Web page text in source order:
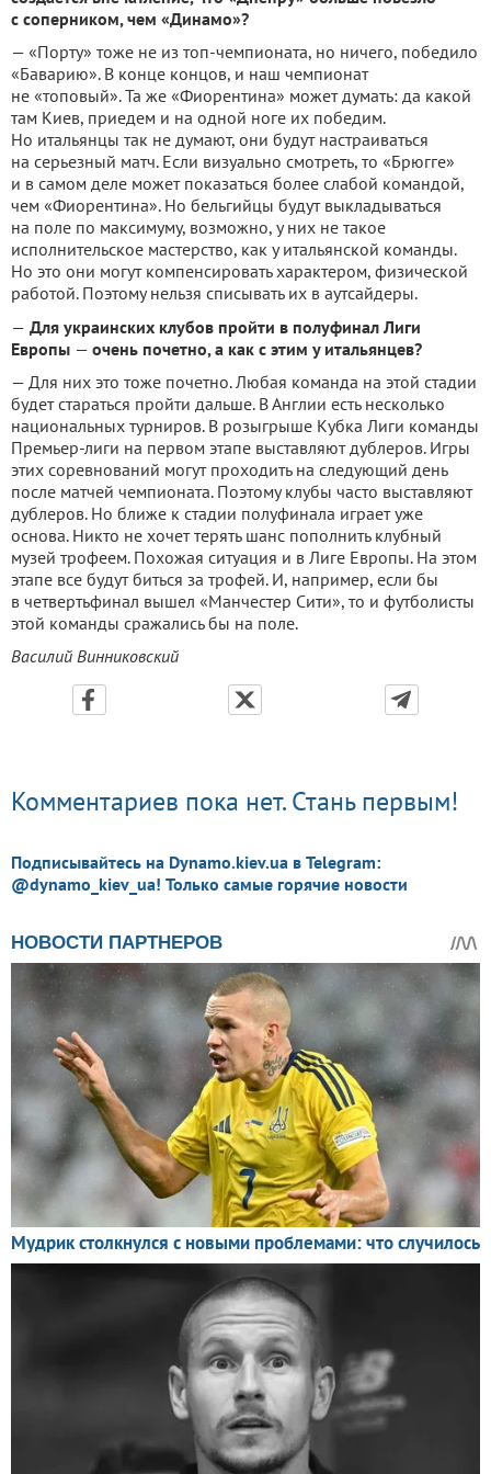
с соперником, чем «Динамо»?
— «Порту» тоже не из топ-чемпионата, но ничего, победило
«Баварию». В конце концов, и наш чемпионат
не «топовый». Та же «Фиорентина» может думать: да какой
там Киев, приедем и на одной ноге их победим.
Но итальянцы так не думают, они будут настраиваться
на серьезный матч. Если визуально смотреть, то «Брюгге»
и в самом деле может показаться более слабой командой,
чем «Фиорентина». Но бельгийцы будут выкладываться
на поле по максимуму, возможно, у них не такое
исполнительское мастерство, как у итальянской команды.
Но это они могут компенсировать характером, физической
работой. Поэтому нельзя списывать их в аутсайдеры.
— Для украинских клубов пройти в полуфинал Лиги
Европы — очень почетно, а как с этим у итальянцев?
— Для них это тоже почетно. Любая команда на этой стадии
будет стараться пройти дальше. В Англии есть несколько
национальных турниров. В розыгрыше Кубка Лиги команды
Премьер-лиги на первом этапе выставляют дублеров. Игры
этих соревнований могут проходить на следующий день
после матчей чемпионата. Поэтому клубы часто выставляют
дублеров. Но ближе к стадии полуфинала играет уже
основа. Никто не хочет терять шанс пополнить клубный
музей трофеем. Похожая ситуация и в Лиге Европы. На этом
этапе все будут биться за трофей. И, например, если бы
в четвертьфинал вышел «Манчестер Сити», то и футболисты
этой команды сражались бы на поле.
Василий Винниковский
Комментариев пока нет. Стань первым!
Подписывайтесь на Dynamo.kiev.ua в Telegram:
@dynamo_kiev_ua! Только самые горячие новости